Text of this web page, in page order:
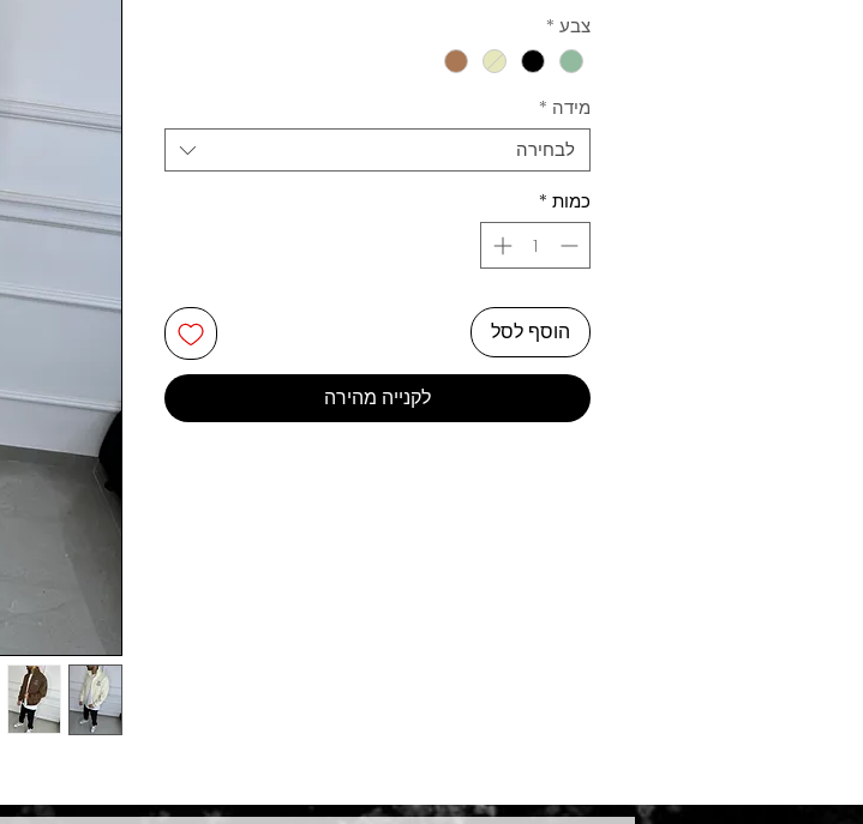
צבע *
מידה *
לבחירה
כמות *
הוסף לסל
לקנייה מהירה